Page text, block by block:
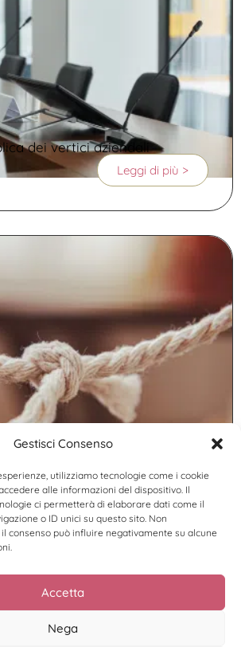
Gestisci Consenso
utilizziamo tecnologie come i cookie
alle informazioni del dispositivo. Il
ci permetterà di elaborare dati come il
o ID unici su questo sito. Non
consenso può influire negativamente su alcune
Accetta
Nega
dei vertici aziendali
Leggi di più >
Leggi di più >